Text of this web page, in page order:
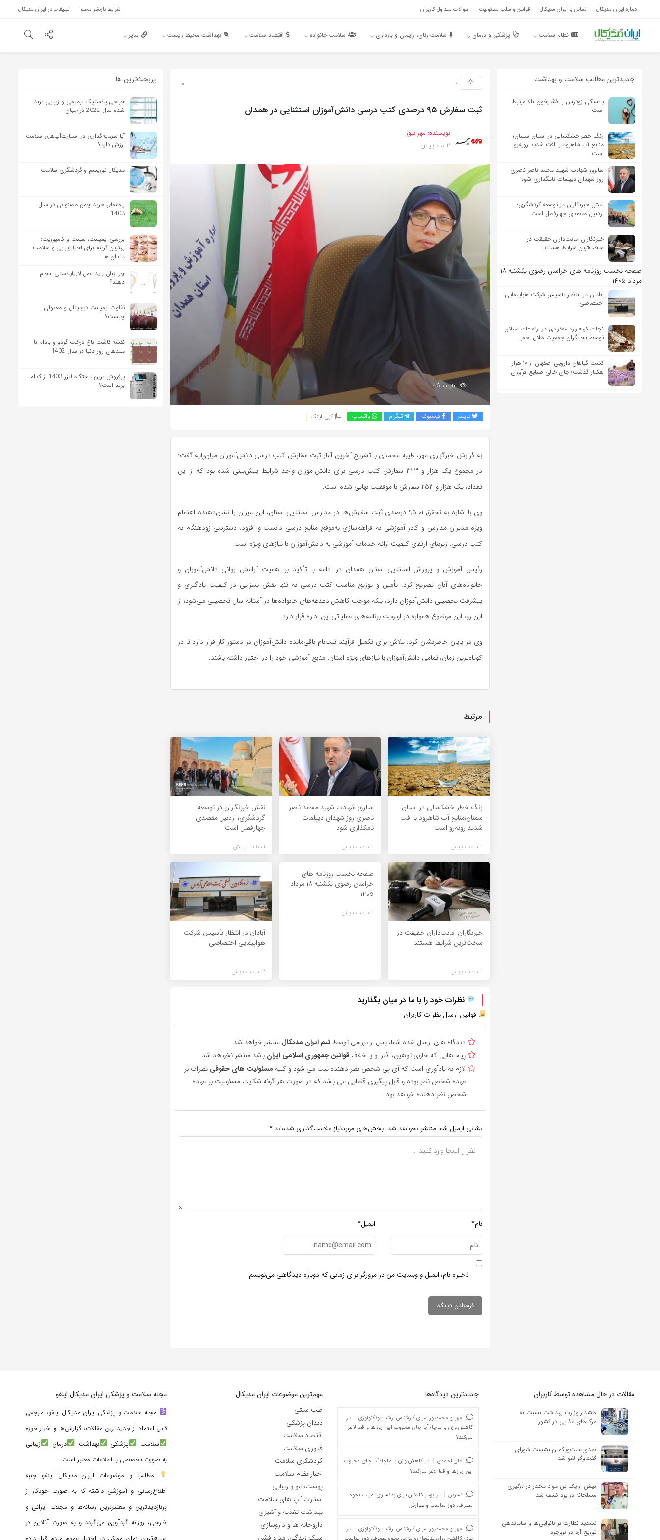
درباره ایران مدیکال تماس با ایران مدیکال قوانین و سلب مسئولیت سوالات متداول کاربران شرایط بازنشر محتوا تبلیغات در ایران مدیکال
نظام سلامت پزشکی و درمان سلامت زنان، زایمان و بارداری سلامت خانواده اقتصاد سلامت بهداشت محیط زیست سایر
جدیدترین مطالب سلامت و بهداشت
یائسگی زودرس با فشارخون بالا مرتبط
است
زنگ خطر خشکسالی در استان سمنان؛
منابع آب شاهرود با افت شدید روبه‌رو
است
سالروز شهادت شهید محمد ناصر ناصری
روز شهدای دیپلمات نامگذاری شود
نقش خبرنگاران در توسعه گردشگری؛
اردبیل مقصدی چهارفصل است
خبرنگاران امانت‌داران حقیقت در
سخت‌ترین شرایط هستند
صفحه نخست روزنامه های خراسان رضوی یکشنبه ۱۸
مرداد ۱۴۰۵
آبادان در انتظار تأسیس شرکت هواپیمایی
اختصاصی
نجات کوهنورد مفقودی در ارتفاعات سبلان
توسط نجاتگران جمعیت هلال احمر
کشت گیاهان دارویی اصفهان از ۱۰ هزار
هکتار گذشت؛ جای خالی صنایع فرآوری
0
ثبت سفارش ۹۵ درصدی کتب درسی دانش‌آموزان استثنایی در همدان
نویسنده: مهر نیوز
2 ماه پیش
بازدید 46
توییتر فیسبوک تلگرام واتساپ کپی لینک
به گزارش خبرگزاری مهر، طیبه محمدی با تشریح آخرین آمار ثبت سفارش کتب درسی دانش‌آموزان میان‌پایه گفت:
در مجموع یک هزار و ۳۲۳ سفارش کتب درسی برای دانش‌آموزان واجد شرایط پیش‌بینی شده بود که از این
تعداد، یک هزار و ۲۵۳ سفارش با موفقیت نهایی شده است.
وی با اشاره به تحقق ۹۵.۰۱ درصدی ثبت سفارش‌ها در مدارس استثنایی استان، این میزان را نشان‌دهنده اهتمام
ویژه مدیران مدارس و کادر آموزشی به فراهم‌سازی به‌موقع منابع درسی دانست و افزود: دسترسی زودهنگام به
کتب درسی، زیربنای ارتقای کیفیت ارائه خدمات آموزشی به دانش‌آموزان با نیازهای ویژه است.
رئیس آموزش و پرورش استثنایی استان همدان در ادامه با تأکید بر اهمیت آرامش روانی دانش‌آموزان و
خانواده‌های آنان تصریح کرد: تأمین و توزیع مناسب کتب درسی نه تنها نقش بسزایی در کیفیت یادگیری و
پیشرفت تحصیلی دانش‌آموزان دارد، بلکه موجب کاهش دغدغه‌های خانواده‌ها در آستانه سال تحصیلی می‌شود؛ از
این رو، این موضوع همواره در اولویت برنامه‌های عملیاتی این اداره قرار دارد.
وی در پایان خاطرنشان کرد: تلاش برای تکمیل فرآیند ثبت‌نام باقی‌مانده دانش‌آموزان در دستور کار قرار دارد تا در
کوتاه‌ترین زمان، تمامی دانش‌آموزان با نیازهای ویژه استان، منابع آموزشی خود را در اختیار داشته باشند.
مرتبط
زنگ خطر خشکسالی در استان
سمنان؛منابع آب شاهرود با افت
شدید روبه‌رو است
1 ساعت پیش
سالروز شهادت شهید محمد ناصر
ناصری روز شهدای دیپلمات
نامگذاری شود
1 ساعت پیش
نقش خبرنگاران در توسعه
گردشگری؛ اردبیل مقصدی
چهارفصل است
1 ساعت پیش
خبرنگاران امانت‌داران حقیقت در
سخت‌ترین شرایط هستند
1 ساعت پیش
صفحه نخست روزنامه های
خراسان رضوی یکشنبه ۱۸ مرداد
۱۴۰۵
1 ساعت پیش
آبادان در انتظار تأسیس شرکت
هواپیمایی اختصاصی
2 ساعت پیش
نظرات خود را با ما در میان بگذارید
قوانین ارسال نظرات کاربران
دیدگاه های ارسال شده شما، پس از بررسی توسط تیم ایران مدیکال منتشر خواهد شد.
پیام هایی که حاوی توهین، افترا و یا خلاف قوانین جمهوری اسلامی ایران باشد منتشر نخواهد شد.
لازم به یادآوری است که آی پی شخص نظر دهنده ثبت می شود و کلیه مسئولیت های حقوقی نظرات بر
عهده شخص نظر بوده و قابل پیگیری قضایی می باشد که در صورت هر گونه شکایت مسئولیت بر عهده
شخص نظر دهنده خواهد بود.
نشانی ایمیل شما منتشر نخواهد شد. بخش‌های موردنیاز علامت‌گذاری شده‌اند *
نام* ایمیل*
ذخیره نام، ایمیل و وبسایت من در مرورگر برای زمانی که دوباره دیدگاهی می‌نویسم.
پربحث‌‌ترین ها
جراحی پلاستیک ترمیمی و زیبایی ترند
شده سال 2022 در جهان
آیا سرمایه‌گذاری در استارت‌آپ‌های سلامت
ارزش دارد؟
مدیکال توریسم و گردشگری سلامت
راهنمای خرید چمن مصنوعی در سال
1403
بررسی ایمپلنت، لمینت و کامپوزیت:
بهترین گزینه برای احیا زیبایی و سلامت
دندان ها
چرا زنان باید عمل لابیاپلاستی انجام
دهند؟
تفاوت ایمپلنت دیجیتال و معمولی
چیست؟
نقشه کاشت باغ درخت گردو و بادام با
متدهای روز دنیا در سال 1402
پرفروش ترین دستگاه لیزر 1403 از کدام
برند است؟
مقالات در حال مشاهده توسط کاربران
هشدار وزارت بهداشت نسبت به
مرگ‌های غذایی در کشور
صدوبیست‌ویکمین نشست شورای
گفت‌وگو لغو شد
بیش از یک تن مواد مخدر در درگیری
مسلحانه در یزد کشف شد
تشدید نظارت بر نانوایی‌ها و ساماندهی
توزیع آرد در بروجرد
جدیدترین دیدگاه‌‌ها
مهران محمدپور سرای کارشناس ارشد بیوتکنولوژی
در
کاهش وزن با ماچا؛ آیا چای محبوب این روزها واقعا لاغر
می‌کند؟
علی احمدی در کاهش وزن با ماچا؛ آیا چای محبوب
این روزها واقعا لاغر می‌کند؟
نسرین در پودر کافئین برای بدنسازی؛ مزایا، نحوه
مصرف، دوز مناسب و عوارض
مهران محمدپور سرای کارشناس ارشد بیوتکنولوژی
در
پودر کافئین برای بدنسازی؛ مزایا، نحوه مصرف، دوز مناسب
مهم‌ترین موضوعات ایران مدیکال
طب سنتی
دندان پزشکی
اقتصاد سلامت
فناوری سلامت
گردشگری سلامت
اخبار نظام سلامت
پوست، مو و زیبایی
استارت آپ های سلامت
بهداشت تغذیه و آشپزی
داروخانه ها و داروسازی
سبک زندگی، مد و فشن
مجله سلامت و پزشکی ایران مدیکال اینفو
مجله سلامت و پزشکی ایران مدیکال اینفو، مرجعی
قابل اعتماد از جدیدترین مقالات، گزارش‌ها و اخبار حوزه
سلامت
پزشکی بهداشت درمان
زیبایی
به صورت تخصصی با اطلاعات معتبر است.
مطالب و موضوعات ایران مدیکال اینفو جنبه
اطلاع‌رسانی و آموزشی داشته که به صورت خودکار از
پربازدیدترین و معتبرترین رسانه‌ها و مجلات ایرانی و
خارجی، روزانه گردآوری می‌گردد و به صورت آنلاین در